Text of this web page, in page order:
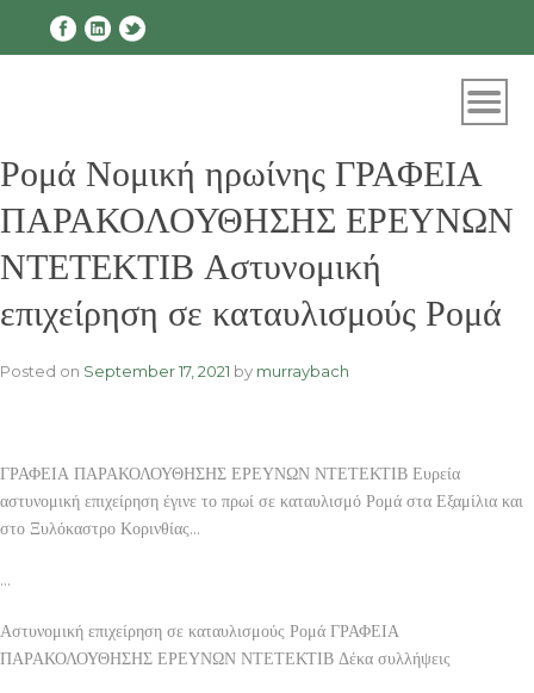
Ρομά Νομική ηρωίνης ΓΡΑΦΕΙΑ
ΠΑΡΑΚΟΛΟΥΘΗΣΗΣ ΕΡΕΥΝΩΝ
ΝΤΕΤΕΚΤΙΒ Αστυνομική
επιχείρηση σε καταυλισμούς Ρομά
Posted on September 17, 2021 by murraybach
ΓΡΑΦΕΙΑ ΠΑΡΑΚΟΛΟΥΘΗΣΗΣ ΕΡΕΥΝΩΝ ΝΤΕΤΕΚΤΙΒ Ευρεία
αστυνομική επιχείρηση έγινε το πρωί σε καταυλισμό Ρομά στα Εξαμίλια και
στο Ξυλόκαστρο Κορινθίας…
…
Αστυνομική επιχείρηση σε καταυλισμούς Ρομά ΓΡΑΦΕΙΑ
ΠΑΡΑΚΟΛΟΥΘΗΣΗΣ ΕΡΕΥΝΩΝ ΝΤΕΤΕΚΤΙΒ Δέκα συλλήψεις